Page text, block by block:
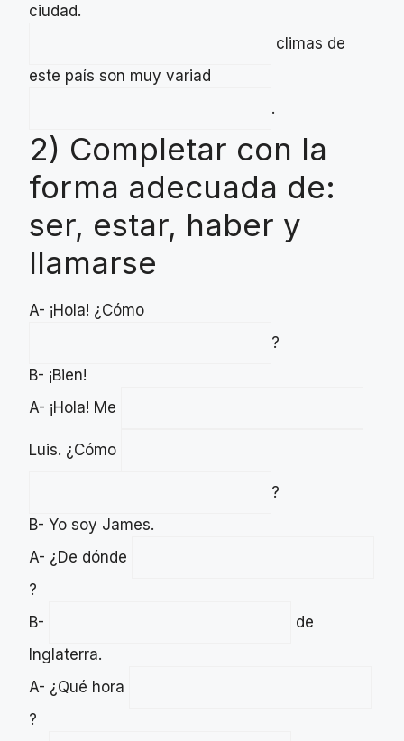
ciudad.
climas de
este país son muy variad
.
2) Completar con la
forma adecuada de:
ser, estar, haber y
llamarse
A- ¡Hola! ¿Cómo
?
B- ¡Bien!
A- ¡Hola! Me
Luis. ¿Cómo
?
B- Yo soy James.
A- ¿De dónde
?
B-
de
Inglaterra.
A- ¿Qué hora
?